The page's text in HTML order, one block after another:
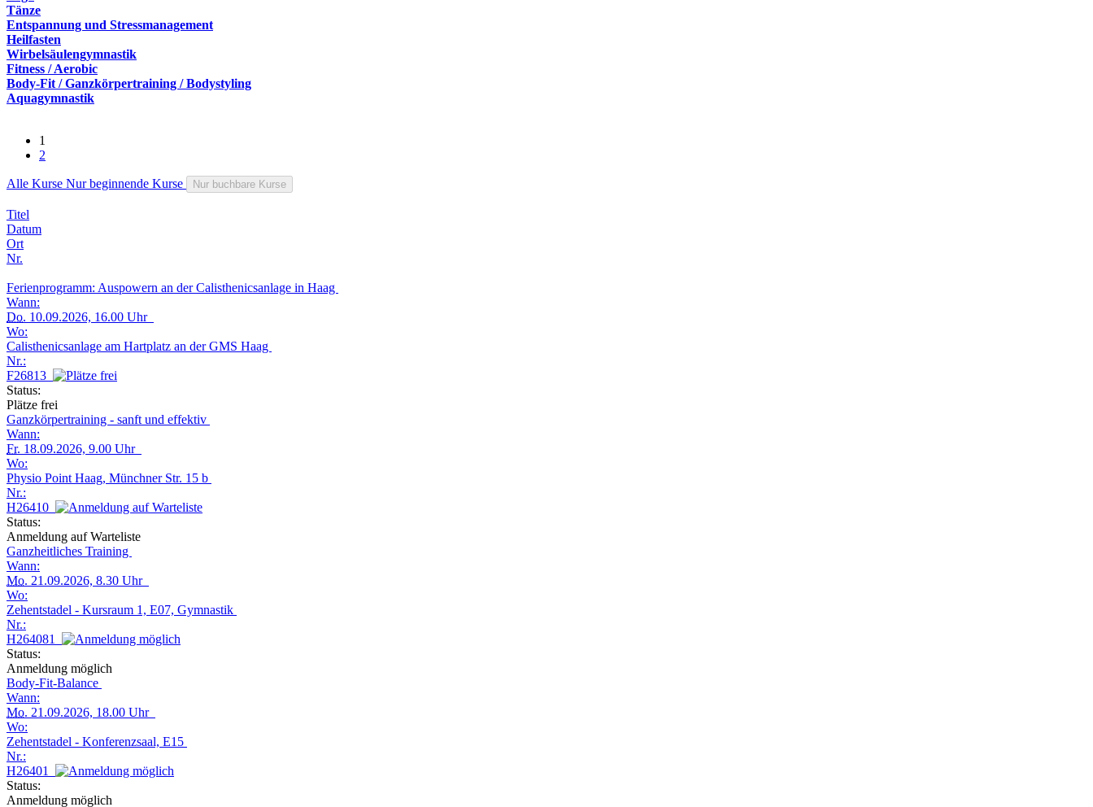
Tänze
Entspannung und Stressmanagement
Heilfasten
Wirbelsäulengymnastik
Fitness / Aerobic
Body-Fit / Ganzkörpertraining / Bodystyling
Aquagymnastik
1
2
Alle Kurse Nur beginnende Kurse Nur buchbare Kurse
Titel
Datum
Ort
Nr.
Ferienprogramm: Auspowern an der Calisthenicsanlage in Haag
Wann:
Do. 10.09.2026, 16.00 Uhr
Wo:
Calisthenicsanlage am Hartplatz an der GMS Haag
Nr.:
F26813
Status:
Plätze frei
Ganzkörpertraining - sanft und effektiv
Wann:
Fr. 18.09.2026, 9.00 Uhr
Wo:
Physio Point Haag, Münchner Str. 15 b
Nr.:
H26410
Status:
Anmeldung auf Warteliste
Ganzheitliches Training
Wann:
Mo. 21.09.2026, 8.30 Uhr
Wo:
Zehentstadel - Kursraum 1, E07, Gymnastik
Nr.:
H264081
Status:
Anmeldung möglich
Body-Fit-Balance
Wann:
Mo. 21.09.2026, 18.00 Uhr
Wo:
Zehentstadel - Konferenzsaal, E15
Nr.:
H26401
Status:
Anmeldung möglich